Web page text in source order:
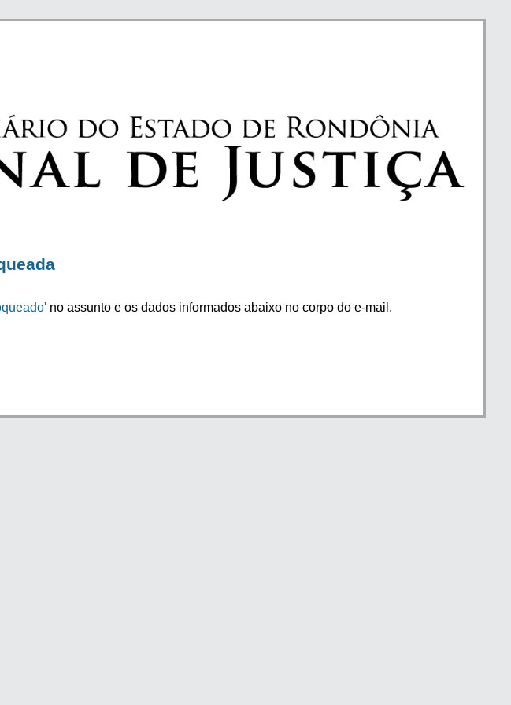
no assunto e os dados informados abaixo no corpo do e-mail.